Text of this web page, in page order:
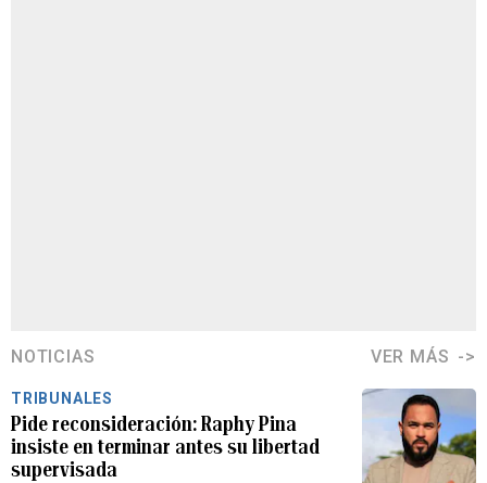
NOTICIAS VER MÁS
TRIBUNALES
Pide reconsideración: Raphy Pina
insiste en terminar antes su libertad
supervisada